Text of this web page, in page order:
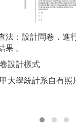
（設計思考）：這
時，學會從用戶需
改善，最終設計出
法：設計問卷，進
果 。
設計樣式
大學統計系自有照